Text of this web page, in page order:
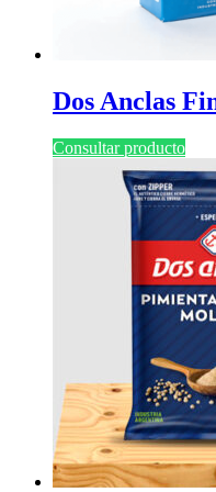
Dos Anclas
Consultar producto